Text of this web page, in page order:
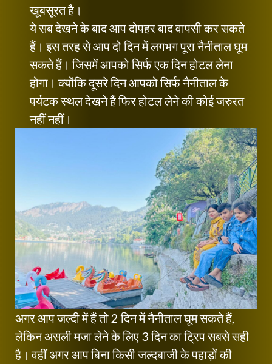
खूबसूरत है।
ये सब देखने के बाद आप दोपहर बाद वापसी कर सकते
हैं। इस तरह से आप दो दिन में लगभग पूरा नैनीताल घूम
सकते हैं। जिसमें आपको सिर्फ एक दिन होटल लेना
होगा। क्योंकि दूसरे दिन आपको सिर्फ नैनीताल के
पर्यटक स्थल देखने हैं फिर होटल लेने की कोई जरुरत
नहीं नहीं।
अगर आप जल्दी में हैं तो 2 दिन में नैनीताल घूम सकते हैं,
लेकिन असली मजा लेने के लिए 3 दिन का ट्रिप सबसे सही
है। वहीं अगर आप बिना किसी जल्दबाजी के पहाड़ों की